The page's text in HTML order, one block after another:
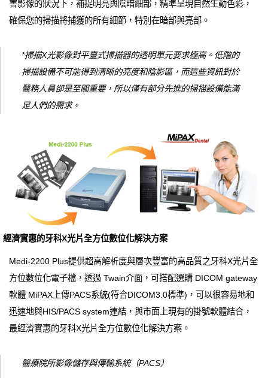
害影像的狀況下，補捉明亮與陰暗細部，精準呈現自然生動色彩，
確保您的掃描將捕獲的所有細節，特別在暗部與亮部。
*掃描X光影像對平臺式掃描器的透明單元要求極高。低階的
掃描設備不可能得到清晰的亮度和陰影區，而這些資訊對於
醫務人員卻是至關重要，所以僅有部分先進的掃描設備能滿
足人們的需求。
經濟實惠的牙科X光片全方位數位化解決方案
Medi-2200 Plus提供超高解析度與層次豐富的高品質之牙科X光片全
方位數位化電子檔，透過 Twain介面，可搭配選購 DICOM gateway
軟體 MiPAX上傳PACS系統(符合DICOM3.0標準)，可以很容易地和
迅速地與HIS/PACS system連結，與市面上現有的掛號軟體結合，
最經濟實惠的牙科X光片全方位數位化解決方案。
醫療院所影像儲存與傳輸系統（PACS）